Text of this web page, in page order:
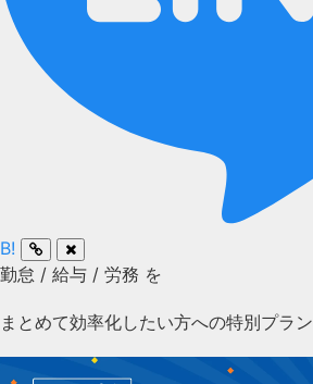
B!
勤怠 / 給与 / 労務 を
まとめて効率化したい方への特別プラン